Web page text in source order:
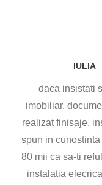
IULIA
daca insistati
imobiliar,
realizat finisaje,
spun in
80 mii ca sa-ti
instalatia